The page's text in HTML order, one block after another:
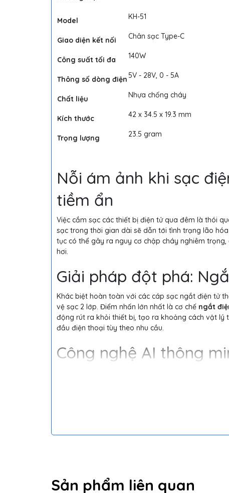
Model KH-51
Giao diện kết nối Chân sạc Type-C
Công suất tối đa 140W
Thông số dòng điện 5V - 28V, 0 - 5A
Chất liệu Nhựa chống cháy
Kích thước 42 x 34.5 x 19.3 mm
Trọng lượng 23.5 gram
Nỗi ám ảnh khi sạc
tiềm ẩn
Việc cắm sạc các thiết bị điện tử qua đêm là thói
sạc trong thời gian dài sẽ dẫn tới tình trạng lão
tục có thể gây ra nguy cơ chập cháy nghiêm
hơi.
Giải pháp đột phá:
Khác biệt hoàn toàn với các cáp sạc ngắt điện tử
vệ sạc 2 lớp. Điểm nhấn lớn nhất là cơ chế ngắt
động rút ra khỏi thiết bị, tạo ra khoảng cách vật lý
đầu điện thoại tùy theo nhu cầu.
Công nghệ AI thông
chế độ nhận diện dòng điện kép độc đáo với 2 dải
Chế độ đèn xanh:
Được thiết kế chuyên biệt để
em và các sản phẩm điện tử khác.
Sản phẩm liên quan